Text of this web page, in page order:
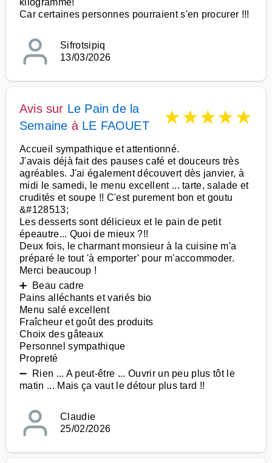
kilogramme!
Car certaines personnes pourraient s'en procurer !!!
Sifrotsipiq
13/03/2026
Avis sur Le Pain de la
Semaine à LE FAOUET ★★★★★
Accueil sympathique et attentionné.
J'avais déjà fait des pauses café et douceurs très
agréables. J'ai également découvert dès janvier, à
midi le samedi, le menu excellent ... tarte, salade et
crudités et soupe !! C'est purement bon et goutu
&#128513;
Les desserts sont délicieux et le pain de petit
épeautre... Quoi de mieux ?!!
Deux fois, le charmant monsieur à la cuisine m'a
préparé le tout 'à emporter' pour m'accommoder.
Merci beaucoup !
➕ Beau cadre
Pains alléchants et variés bio
Menu salé excellent
Fraîcheur et goût des produits
Choix des gâteaux
Personnel sympathique
Propreté
➖ Rien ... A peut-être ... Ouvrir un peu plus tôt le
matin ... Mais ça vaut le détour plus tard !!
Claudie
25/02/2026